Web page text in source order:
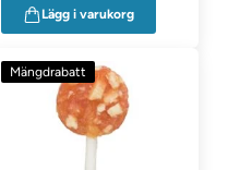
Lägg i varukorg
Mängdrabatt